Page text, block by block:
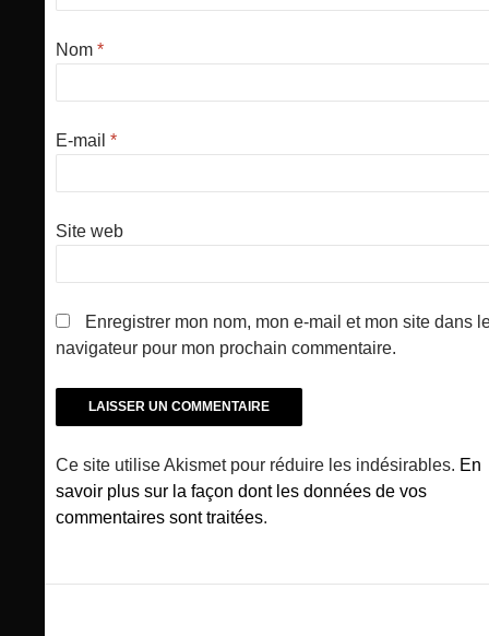
Nom *
E-mail *
Site web
Enregistrer mon nom, mon e-mail et mon site dans
navigateur pour mon prochain commentaire.
Ce site utilise Akismet pour réduire les indésirables. En
savoir plus sur la façon dont les données de vos
commentaires sont traitées.